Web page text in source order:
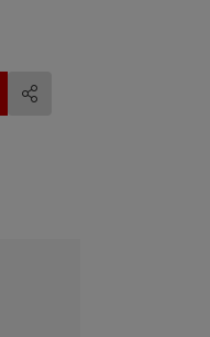
Compartir